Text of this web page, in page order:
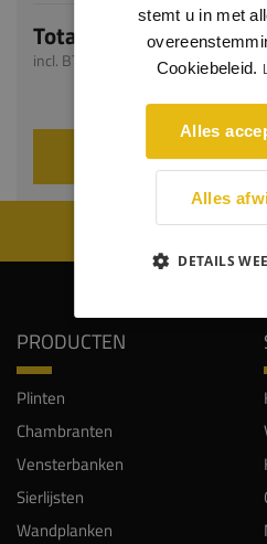
Totaal
incl. BTW
VOEG TOE AAN
WIJ WORDEN
PRODUCTEN
Plinten
Chambranten
Vensterbanken
Sierlijsten
Wandplanken
stemt u in met
Cookiebeleid.
Alles
Alles
DETAILS